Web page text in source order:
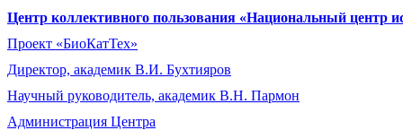
Центр коллективного пользования «Национальный центр
Проект «БиоКатТех»
Директор, академик В.И. Бухтияров
Научный руководитель, академик В.Н. Пармон
Администрация Центра